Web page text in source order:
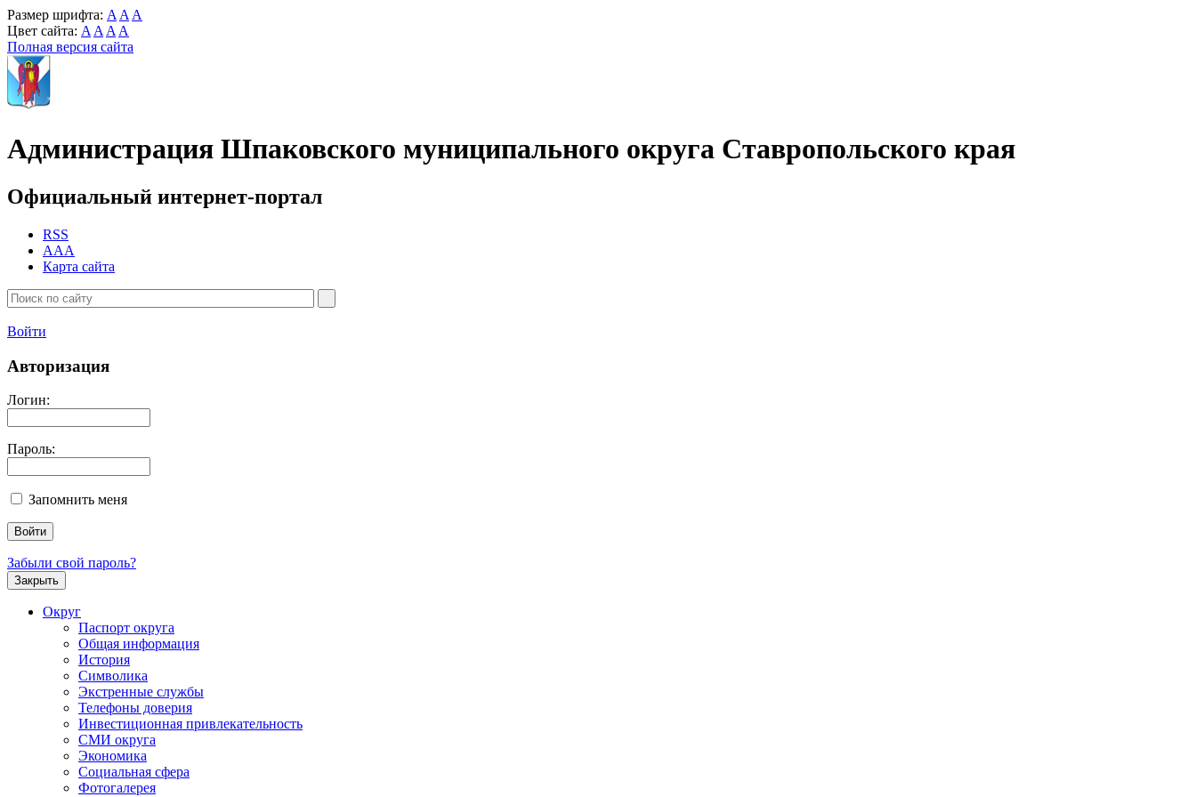
Размер шрифта: A A A
Цвет сайта: A A A A
Полная версия сайта
Администрация Шпаковского муниципального округа Ставропольского края
Официальный интернет-портал
RSS
AAA
Карта сайта
Войти
Авторизация
Логин:
Пароль:
Запомнить меня
Забыли свой пароль?
Закрыть
Округ
Паспорт округа
Общая информация
История
Символика
Экстренные службы
Телефоны доверия
Инвестиционная привлекательность
СМИ округа
Экономика
Социальная сфера
Фотогалерея